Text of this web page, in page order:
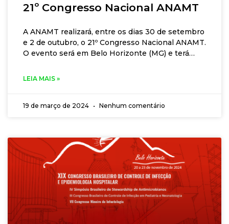
21º Congresso Nacional ANAMT
A ANAMT realizará, entre os dias 30 de setembro
e 2 de outubro, o 21º Congresso Nacional ANAMT.
O evento será em Belo Horizonte (MG) e terá
valor da Medicina do Trabalho por meio de
LEIA MAIS »
19 de março de 2024 Nenhum comentário